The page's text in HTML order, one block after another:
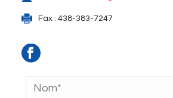
Fax : 438-383-7247